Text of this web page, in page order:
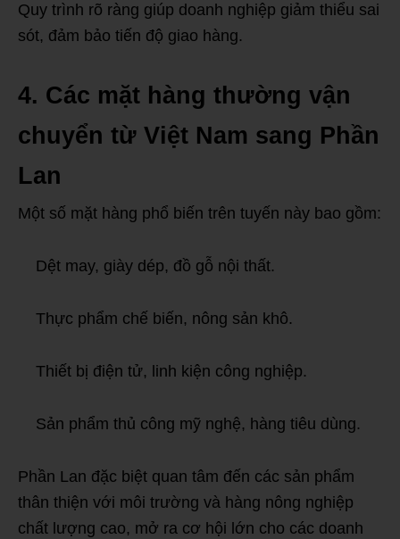
Quy trình rõ ràng giúp doanh nghiệp giảm thiểu sai
sót, đảm bảo tiến độ giao hàng.
4. Các mặt hàng thường vận
chuyển từ Việt Nam sang Phần
Lan
Một số mặt hàng phổ biến trên tuyến này bao gồm:
Dệt may, giày dép, đồ gỗ nội thất.
Thực phẩm chế biến, nông sản khô.
Thiết bị điện tử, linh kiện công nghiệp.
Sản phẩm thủ công mỹ nghệ, hàng tiêu dùng.
Phần Lan đặc biệt quan tâm đến các sản phẩm
thân thiện với môi trường và hàng nông nghiệp
chất lượng cao, mở ra cơ hội lớn cho các doanh